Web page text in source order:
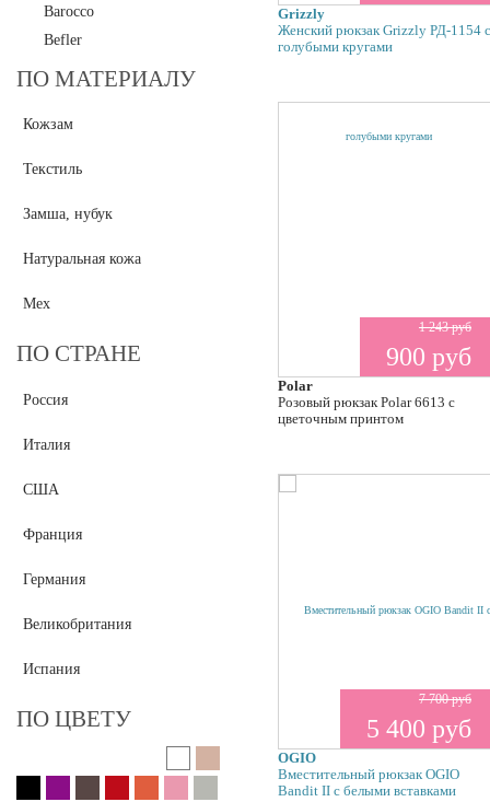
Barocco
Befler
Borboletta
Capoverso
Christian Lantre
Cose Da Uomo
Dissona
Fabretti
Fiato Dream
Galaday
Gianfranco Sisti
Gianni Chiarini
Gilda Tonelli
Gironacci
ПО МАТЕРИАЛУ
Кожзам
Текстиль
Замша, нубук
Натуральная кожа
Мех
ПО СТРАНЕ
Россия
Италия
США
Франция
Германия
Великобритания
Испания
ПО ЦВЕТУ
Grizzly
Женский рюкзак Grizzly РД-1154 с
голубыми кругами
1 243 руб
900 руб
Polar
Розовый рюкзак Polar 6613 с
цветочным принтом
7 700 руб
5 400 руб
OGIO
Вместительный рюкзак OGIO
Bandit II с белыми вставками